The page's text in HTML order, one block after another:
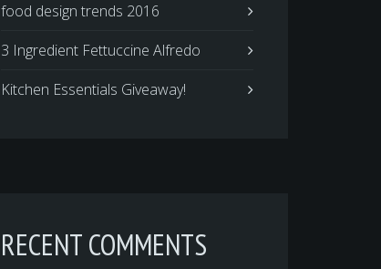
food design trends 2016
3 Ingredient Fettuccine Alfredo
Kitchen Essentials Giveaway!
RECENT COMMENTS